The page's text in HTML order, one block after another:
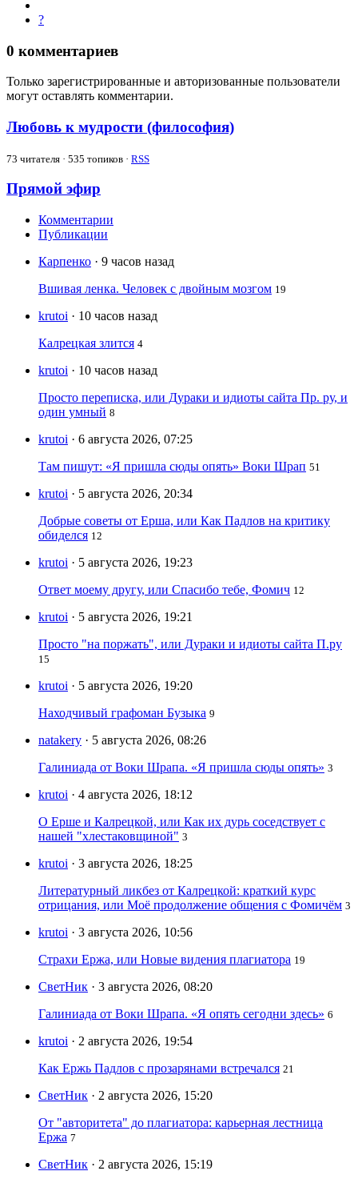
?
0 комментариев
Только зарегистрированные и авторизованные пользователи
могут оставлять комментарии.
Любовь к мудрости (философия)
73 читателя · 535 топиков · RSS
Прямой эфир
Комментарии
Публикации
Карпенко · 9 часов назад
Вшивая ленка. Человек с двойным мозгом 19
krutoi · 10 часов назад
Калрецкая злится 4
krutoi · 10 часов назад
Просто переписка, или Дураки и идиоты сайта Пр. ру, и
один умный 8
krutoi · 6 августа 2026, 07:25
Там пишут: «Я пришла сюды опять» Воки Шрап 51
krutoi · 5 августа 2026, 20:34
Добрые советы от Ерша, или Как Падлов на критику
обиделся 12
krutoi · 5 августа 2026, 19:23
Ответ моему другу, или Спасибо тебе, Фомич 12
krutoi · 5 августа 2026, 19:21
Просто "на поржать", или Дураки и идиоты сайта П.ру
15
krutoi · 5 августа 2026, 19:20
Находчивый графоман Бузыка 9
natakery · 5 августа 2026, 08:26
Галиниада от Воки Шрапа. «Я пришла сюды опять» 3
krutoi · 4 августа 2026, 18:12
О Ерше и Калрецкой, или Как их дурь соседствует с
нашей "хлестаковщиной" 3
krutoi · 3 августа 2026, 18:25
Литературный ликбез от Калрецкой: краткий курс
отрицания, или Моё продолжение общения с Фомичём 3
krutoi · 3 августа 2026, 10:56
Страхи Ержа, или Новые видения плагиатора 19
СветНик · 3 августа 2026, 08:20
Галиниада от Воки Шрапа. «Я опять сегодни здесь» 6
krutoi · 2 августа 2026, 19:54
Как Ержь Падлов с прозарянами встречался 21
СветНик · 2 августа 2026, 15:20
От "авторитета" до плагиатора: карьерная лестница
Ержа 7
СветНик · 2 августа 2026, 15:19